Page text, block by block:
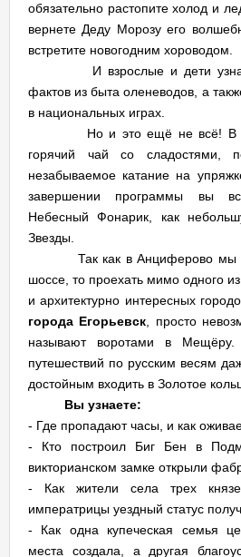
обязательно растопите холод и
вернете Деду Морозу его
встретите новогодним хороводом.
И взрослые и дети узнают
фактов из быта оленеводов, а
в национальных играх.
Но и это ещё не всё! В
горячий чай со сладостями,
незабываемое катание на
завершении программы вы
Небесный Фонарик, как
Звезды.
Так как в Анциферово мы
шоссе, то проехать мимо одного
и архитектурно интересных
города Егорьевск , просто
называют воротами в Мещёру.
путешествий по русским весям
достойным входить в Золотое
Вы узнаете:
- Где пропадают часы, и как
- Кто построил Биг Бен в
викторианском замке открыли
- Как жители села трех
императрицы уездный статус
- Как одна купеческая семья
места создала, а другая